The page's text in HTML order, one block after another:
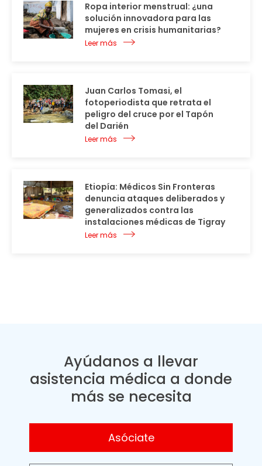
Ropa interior menstrual: ¿una
solución innovadora para las
mujeres en crisis humanitarias?
Leer más
Juan Carlos Tomasi, el
fotoperiodista que retrata el
peligro del cruce por el Tapón
del Darién
Leer más
Etiopía: Médicos Sin Fronteras
denuncia ataques deliberados y
generalizados contra las
instalaciones médicas de Tigray
Leer más
Ayúdanos a llevar
asistencia médica a donde
más se necesita
Asóciate